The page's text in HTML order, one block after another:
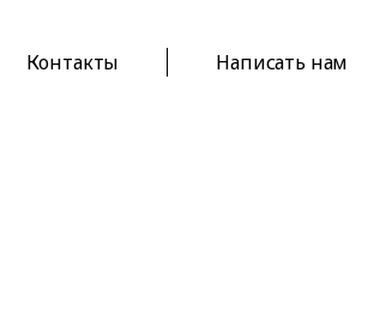
Контакты Написать нам